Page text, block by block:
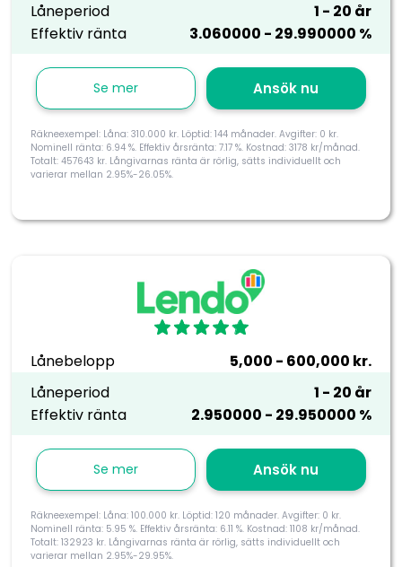
Låneperiod
1 - 20 år
Effektiv ränta
3.060000 - 29.990000 %
Se mer Ansök nu
Räkneexempel: Låna: 310.000 kr. Löptid: 144 månader. Avgifter: 0 kr.
Nominell ränta: 6.94 %. Effektiv årsränta: 7.17 %. Kostnad: 3178 kr/månad.
Totalt: 457643 kr. Långivarnas ränta är rörlig, sätts individuellt och
varierar mellan 2.95%-26.05%.
Lånebelopp
5,000 - 600,000 kr.
Låneperiod
1 - 20 år
Effektiv ränta
2.950000 - 29.950000 %
Se mer Ansök nu
Räkneexempel: Låna: 100.000 kr. Löptid: 120 månader. Avgifter: 0 kr.
Nominell ränta: 5.95 %. Effektiv årsränta: 6.11 %. Kostnad: 1108 kr/månad.
Totalt: 132923 kr. Långivarnas ränta är rörlig, sätts individuellt och
varierar mellan 2.95%-29.95%.